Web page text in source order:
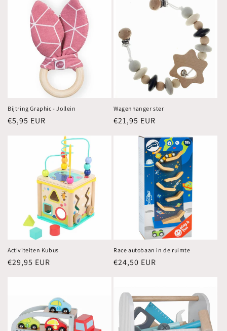
Bijtring Graphic - Jollein
Normale
€5,95 EUR
Wagenhanger ster
Normale
€21,95 EUR
Activiteiten Kubus
Normale
€29,95 EUR
Race autobaan in de ruimte
Normale
€24,50 EUR